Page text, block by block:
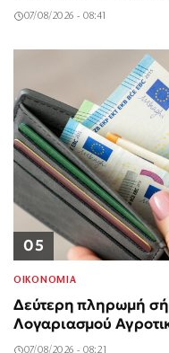
07/08/2026 - 08:41
05
ΟΙΚΟΝΟΜΙΑ
Δεύτερη πληρωμή
Λογαριασμού
07/08/2026 - 08:21